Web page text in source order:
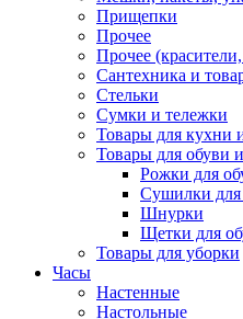
Прищепки
Прочее
Прочее
Сантехника и
Стельки
Сумки и тележки
Товары для кухни
Товары для обуви
Рожки для
Сушилки для
Шнурки
Щетки для
Товары для уборки
Часы
Настенные
Настольные